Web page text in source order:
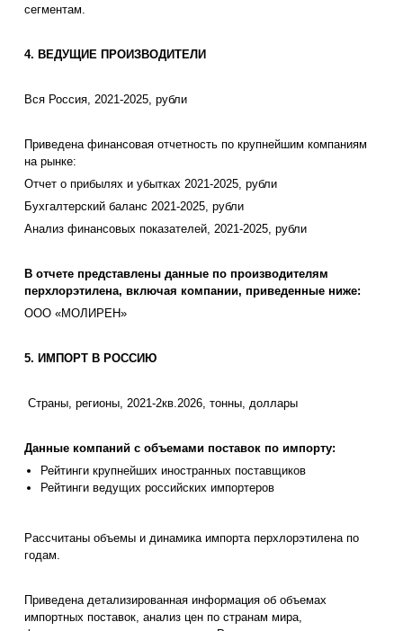
сегментам.
4. ВЕДУЩИЕ ПРОИЗВОДИТЕЛИ
Вся Россия, 2021-2025, рубли
Приведена финансовая отчетность по крупнейшим компаниям
на рынке:
Отчет о прибылях и убытках 2021-2025, рубли
Бухгалтерский баланс 2021-2025, рубли
Анализ финансовых показателей, 2021-2025, рубли
В отчете представлены данные по производителям
перхлорэтилена, включая компании, приведенные ниже:
ООО «МОЛИРЕН»
5. ИМПОРТ В РОССИЮ
Страны, регионы, 2021-2кв.2026, тонны, доллары
Данные компаний с объемами поставок по импорту:
Рейтинги крупнейших иностранных поставщиков
Рейтинги ведущих российских импортеров
Рассчитаны объемы и динамика импорта перхлорэтилена по
годам.
Приведена детализированная информация об объемах
импортных поставок, анализ цен по странам мира,